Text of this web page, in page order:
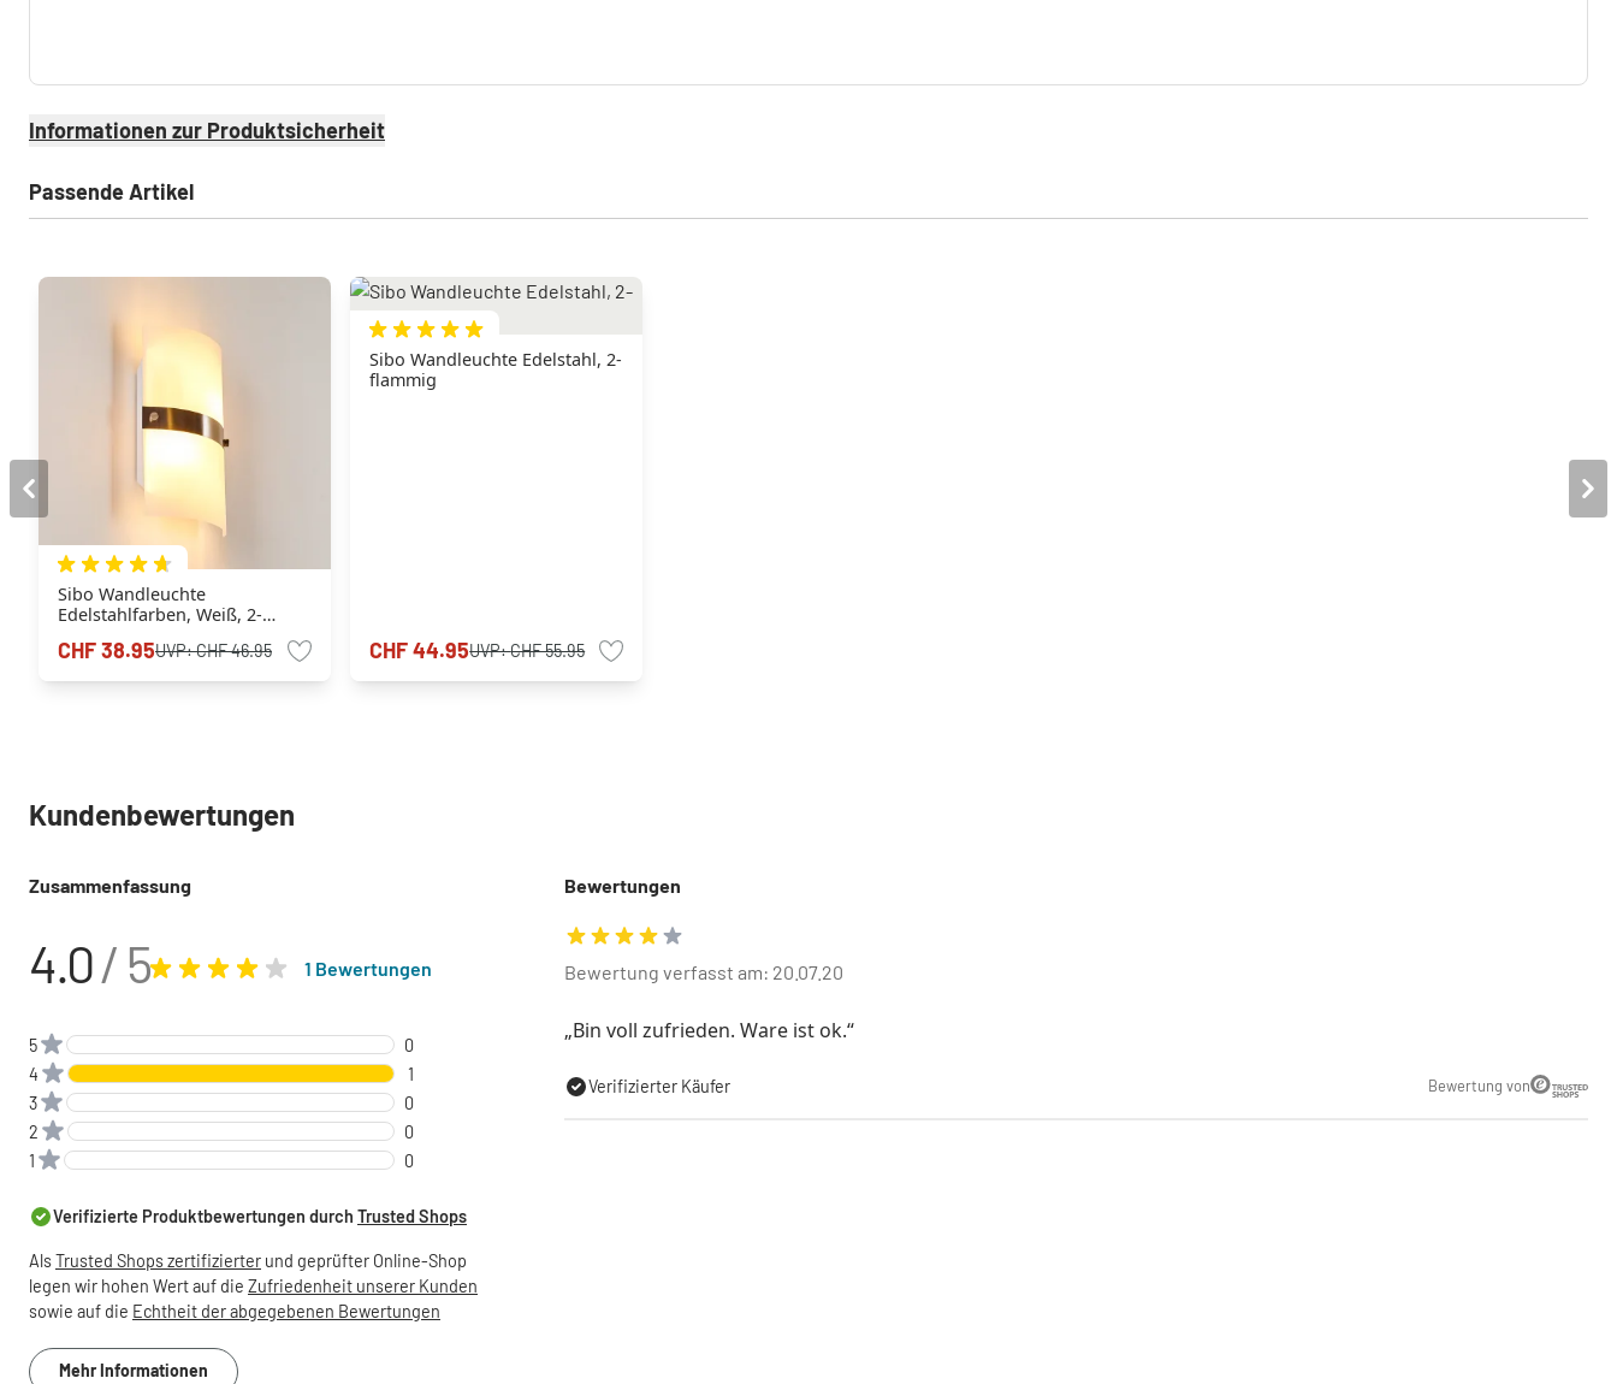
Informationen zur Produktsicherheit
Passende Artikel
Sibo Wandleuchte
Edelstahlfarben, Weiß, 2-
CHF 38.95UVP:CHF 46.95
Sibo Wandleuchte Edelstahl, 2-
flammig
CHF 44.95UVP:CHF 55.95
Kundenbewertungen
Zusammenfassung
4.0/ 5 1 Bewertungen
5
0
4
1
3
0
2
0
1
0
Verifizierte Produktbewertungen durch Trusted Shops
AlsTrusted Shops zertifizierter und geprüfter Online-Shop
legen wir hohen Wert auf die Zufriedenheit unserer Kunden
sowie auf die Echtheit der abgegebenen Bewertungen
Mehr Informationen
Bewertungen
Bewertung verfasst am: 20.07.20
Bin voll zufrieden. Ware ist ok.
Verifizierter Käufer Bewertung von